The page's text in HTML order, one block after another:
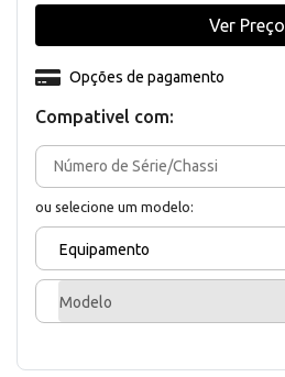
Compativel com:
ou selecione um modelo:
Equipamento
Modelo
Opções de pagamento
Ver Preço